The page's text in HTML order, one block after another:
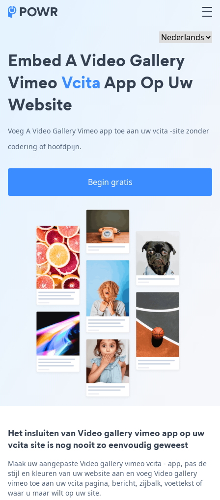
Embed A Video Gallery
VimeoVcitaApp Op Uw
Website
Voeg A Video Gallery Vimeo app toe aan uw vcita -site zonder
codering of hoofdpijn.
Begin gratis
Het insluiten van Video gallery vimeo app op uw
vcita site is nog nooit zo eenvoudig geweest
Maak uw aangepaste Video gallery vimeo vcita - app, pas de
stijl en kleuren van uw website aan en voeg Video gallery
vimeo toe aan uw vcita pagina, bericht, zijbalk, voettekst of
waar u maar wilt op uw site.